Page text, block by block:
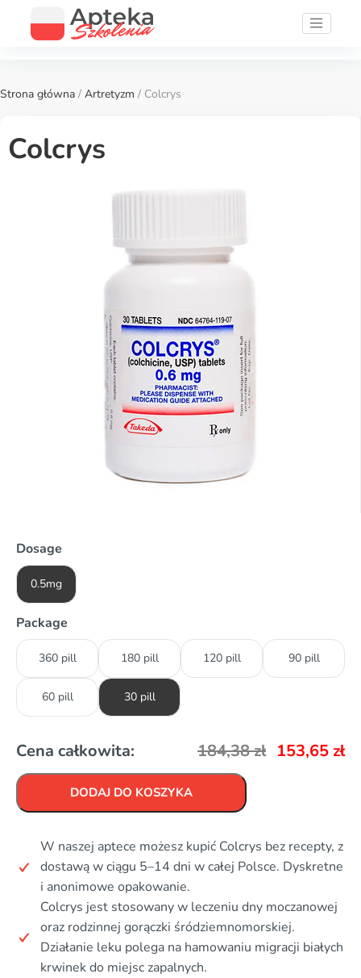
Strona główna / Artretyzm / Colcrys
Colcrys
Dosage
0.5mg
Package
360 pill 180 pill 120 pill 90 pill
60 pill 30 pill
Cena całkowita: 184,38zł 153,65 zł
DODAJ DO KOSZYKA
W naszej aptece możesz kupić Colcrys bez recepty, z
dostawą w ciągu 5–14 dni w całej Polsce. Dyskretne
i anonimowe opakowanie.
Colcrys jest stosowany w leczeniu dny moczanowej
oraz rodzinnej gorączki śródziemnomorskiej.
Działanie leku polega na hamowaniu migracji białych
krwinek do miejsc zapalnych.